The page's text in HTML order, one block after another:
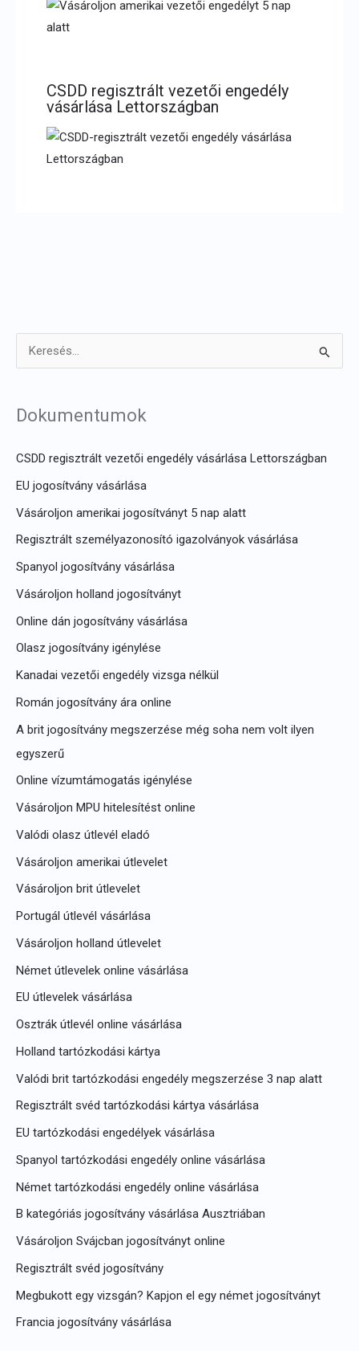
s
Dokumentumok
CSDD regisztrált vezetői engedély vásárlása Lettországban
EU jogosítvány vásárlása
Vásároljon amerikai jogosítványt 5 nap alatt
Regisztrált személyazonosító igazolványok vásárlása
Spanyol jogosítvány vásárlása
Vásároljon holland jogosítványt
Online dán jogosítvány vásárlása
Olasz jogosítvány igénylése
Kanadai vezetői engedély vizsga nélkül
Román jogosítvány ára online
A brit jogosítvány megszerzése még soha nem volt ilyen
egyszerű
Online vízumtámogatás igénylése
Vásároljon MPU hitelesítést online
Valódi olasz útlevél eladó
Vásároljon amerikai útlevelet
Vásároljon brit útlevelet
Portugál útlevél vásárlása
Vásároljon holland útlevelet
Német útlevelek online vásárlása
EU útlevelek vásárlása
Osztrák útlevél online vásárlása
Holland tartózkodási kártya
Valódi brit tartózkodási engedély megszerzése 3 nap alatt
Regisztrált svéd tartózkodási kártya vásárlása
EU tartózkodási engedélyek vásárlása
Spanyol tartózkodási engedély online vásárlása
Német tartózkodási engedély online vásárlása
B kategóriás jogosítvány vásárlása Ausztriában
Vásároljon Svájcban jogosítványt online
Regisztrált svéd jogosítvány
Megbukott egy vizsgán? Kapjon el egy német jogosítványt
Francia jogosítvány vásárlása
CSDD regisztrált vezetői engedély
vásárlása Lettországban